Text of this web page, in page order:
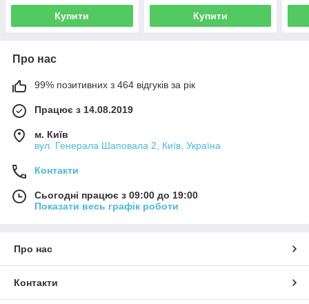
Купити Купити
Про нас
99% позитивних з 464 відгуків за рік
Працює з 14.08.2019
м. Київ
вул. Генерала Шаповала 2, Київ, Україна
Контакти
Сьогодні працює з 09:00 до 19:00
Показати весь графік роботи
Про нас
Контакти